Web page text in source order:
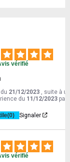
vérifié
21/12/2023
, suite à
du 11/12/2023 par
(0) Signaler
vérifié